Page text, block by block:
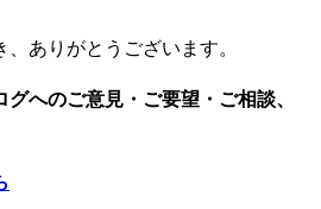
ありがとうございます。
グへのご意見・ご要望・ご相談、